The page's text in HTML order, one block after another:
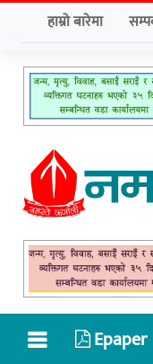
हाम्रो बारेमा
Epaper